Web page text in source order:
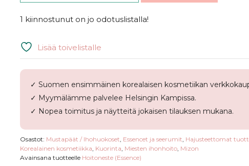
1 kiinnostunut on jo odotuslistalla!
Lisää toivelistalle
✓ Suomen ensimmäinen korealaisen kosmetiikan
✓ Myymälämme palvelee Helsingin Kampissa.
✓ Nopea toimitus ja näytteitä jokaisen tilauksen mukana.
Osastot: Mustapäät / Ihohuokoset, Essencet ja seerumit, Hajusteettomat
Korealainen kosmetiikka, Kuorinta, Miesten ihonhoito, Mizon
Avainsana tuotteelle Hoitoneste (Essence)